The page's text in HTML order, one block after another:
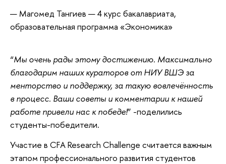
Магомед Тангиев — 4 курс бакалавриата,
образовательная программа «Экономика»
“Мы очень рады этому достижению. Максимально
благодарим наших кураторов от НИУ ВШЭ за
менторство и поддержку, за такую вовлечённость
в процесс. Ваши советы и комментарии к нашей
работе привели нас к победе!” -поделились
студенты-победители.
Участие в CFA Research Challenge считается важным
этапом профессионального развития студентов